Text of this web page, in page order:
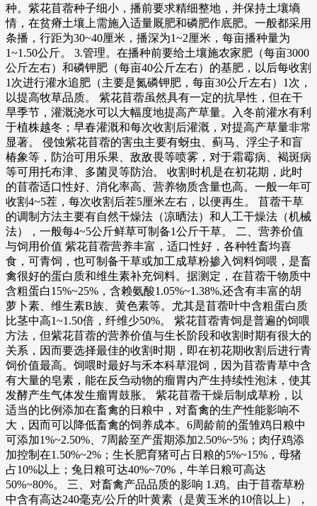
种。紫花苜蓿种子细小，播前要求精细整地，并保持土壤墒
情，在贫瘠土壤上需施入适量厩肥和磷肥作底肥。一般都采用
条播，行距为30~40厘米，播深为1~2厘米，每亩播种量为
1~1.50公斤。 3.管理。在播种前要给土壤施农家肥（每亩3000
公斤左右）和磷钾肥（每亩40公斤左右）的基肥，以后每收割
1次进行灌水追肥（主要是氮磷钾肥，每亩30公斤左右）1次，
以提高牧草品质。 紫花苜蓿虽然具有一定的抗旱性，但在干
旱季节，灌溉浇水可以大幅度地提高产草量。入冬前灌水有利
于植株越冬；早春灌溉和每次收割后灌溉，对提高产草量非常
显著。 侵蚀紫花苜蓿的害虫主要有蚜虫、蓟马、浮尘子和盲
椿象等，防治可用乐果、敌敌畏等喷雾，对于霜霉病、褐斑病
等可用托布津、多菌灵等防治。 收割时机是在初花期，此时
的苜蓿适口性好、消化率高、营养物质含量也高。一般一年可
收割4~5茬，每次收割后茬5厘米左右，以便再生。 苜蓿干草
的调制方法主要有自然干燥法（凉晒法）和人工干燥法（机械
法），一般每4~5公斤鲜草可制备1公斤干草。 二、营养价值
与饲用价值 紫花苜蓿营养丰富，适口性好，各种牲畜均喜
食，可青饲，也可制备干草或加工成草粉掺入饲料饲喂，是畜
禽很好的蛋白质和维生素补充饲料。据测定，在苜蓿干物质中
含粗蛋白15%~25%，含赖氨酸1.05%~1.38%,还含有丰富的胡
萝卜素、维生素B族、黄色素等。尤其是苜蓿叶中含粗蛋白质
比茎中高1~1.50倍，纤维少50%。 紫花苜蓿青饲是普遍的饲喂
方法，但紫花苜蓿的营养价值与生长阶段和收割时期有很大的
关系，因而要选择最佳的收割时期，即在初花期收割后进行青
饲价值最高。饲喂时最好与禾本科草混饲，因为苜蓿青草中含
有大量的皂素，能在反刍动物的瘤胃内产生持续性泡沫，使其
发酵产生气体发生瘤胃鼓胀。 紫花苜蓿干燥后制成草粉，以
适当的比例添加在畜禽的日粮中，对畜禽的生产性能影响不
大，因而可以降低畜禽的饲养成本。6周龄前的蛋雏鸡日粮中
可添加1%~2.50%、7周龄至产蛋期添加2.50%~5%；肉仔鸡添
加控制在1.50%~2%；生长肥育猪可占日粮的5%~15%，母猪
占10%以上；兔日粮可达40%~70%，牛羊日粮可高达
50%~80%。 三、对畜禽产品品质的影响 1.鸡。由于苜蓿草粉
中含有高达240毫克/公斤的叶黄素（是黄玉米的10倍以上），